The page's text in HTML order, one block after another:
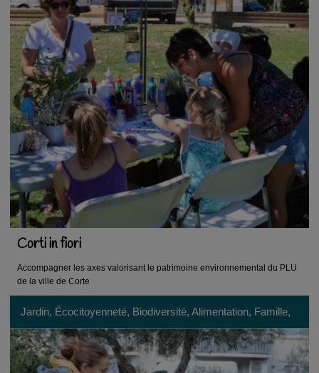
Corti in fiori
Accompagner les axes valorisant le patrimoine environnemental du PLU
de la ville de Corte
Jardin, Écocitoyenneté, Biodiversité, Alimentation, Famille,
Socioculturel